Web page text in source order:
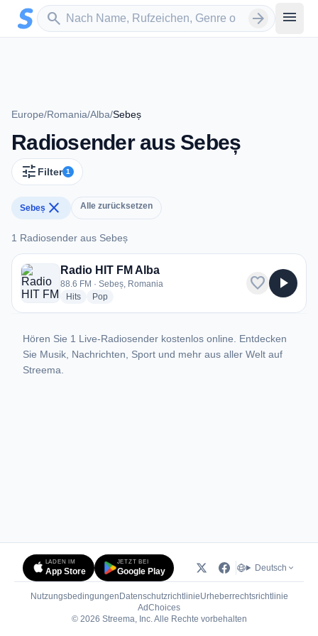
Zum Hauptinhalt springen
search
Sender suchen arrow_forward menu
Europe/Romania/Alba/Sebeș
Radiosender aus Sebeș
tune Filter 1
Sebeș close Alle zurücksetzen
1 Radiosender aus Sebeș
1 Radiosender aus Sebeș
Radio HIT FM Alba
88.6 FM · Sebeș, Romania
Hitsradio stations
Popradio stations
favorite play_arrow
Hören Sie 1 Live-Radiosender kostenlos online. Entdecken
Sie Musik, Nachrichten, Sport und mehr aus aller Welt auf
Streema.
LADEN IM
App Store
JETZT BEI
Google Play Deutsch
Nutzungsbedingungen DatenschutzrichtlinieUrheberrechtsrichtlinie
AdChoices(öffnet in neuem Tab)
© 2026 Streema, Inc. Alle Rechte vorbehalten